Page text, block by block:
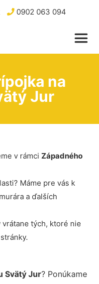
0902 063 094
na
Jur
v rámci Západného
Máme pre vás k
a ďalších
tých, ktoré nie
Svätý Jur? Ponúkame